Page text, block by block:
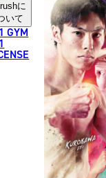
に
いて
GYM